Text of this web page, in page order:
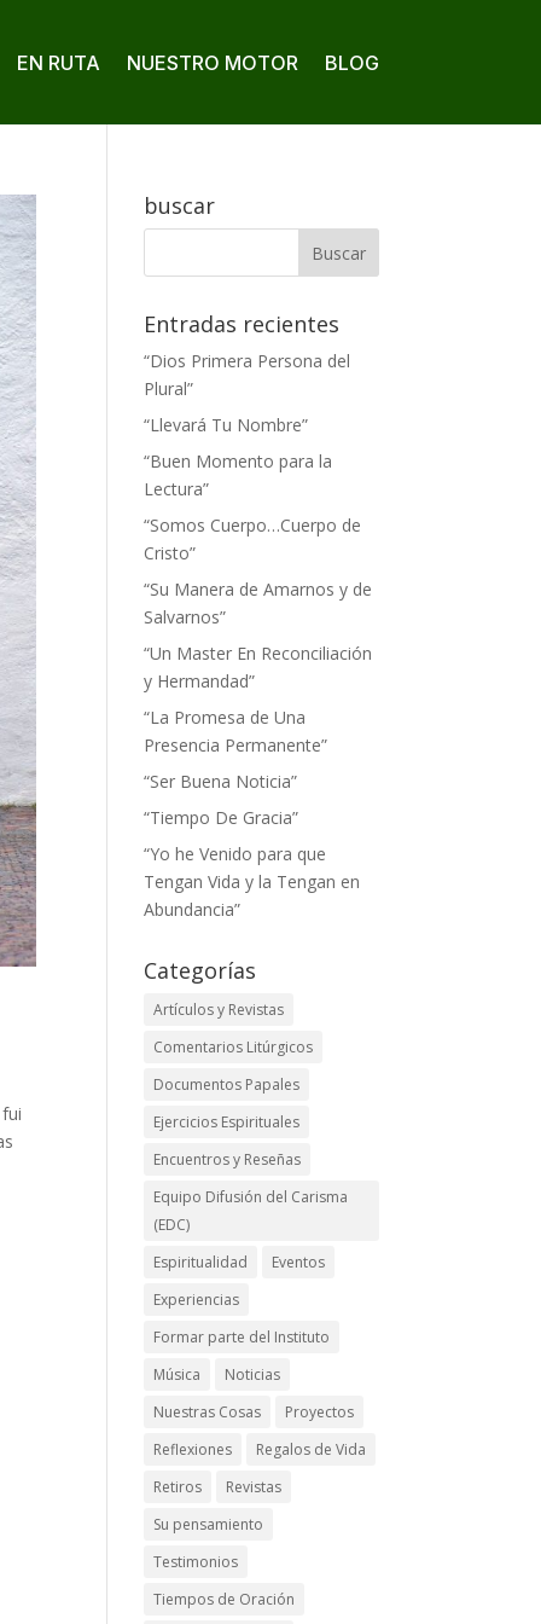
EN RUTA NUESTRO MOTOR BLOG
buscar
Entradas recientes
“Dios Primera Persona del
Plural”
“Llevará Tu Nombre”
“Buen Momento para la
Lectura”
“Somos Cuerpo…Cuerpo de
Cristo”
“Su Manera de Amarnos y de
Salvarnos”
“Un Master En Reconciliación
y Hermandad”
“La Promesa de Una
Presencia Permanente”
“Ser Buena Noticia”
“Tiempo De Gracia”
“Yo he Venido para que
Tengan Vida y la Tengan en
Abundancia”
Categorías
Artículos y Revistas
Comentarios Litúrgicos
Documentos Papales
Ejercicios Espirituales
Encuentros y Reseñas
Equipo Difusión del Carisma
(EDC)
Espiritualidad
Eventos
Experiencias
Formar parte del Instituto
Música
Noticias
Nuestras Cosas
Proyectos
Reflexiones
Regalos de Vida
Retiros
Revistas
Su pensamiento
Testimonios
Tiempos de Oración